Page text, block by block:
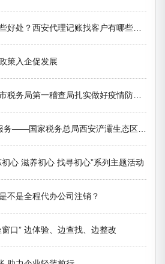
处？西安代理记账找客户有哪些方法？
策入企促发展
务局第一稽查局扎实做好疫情防控工作
安浐灞生态区税务局积极开展一把手“走流程 坐窗口 跟执法 处投诉”活动
心 滋养初心 找寻初心”系列主题活动
不是全程代办公司注销？
口” 边体验、边查找、边整改